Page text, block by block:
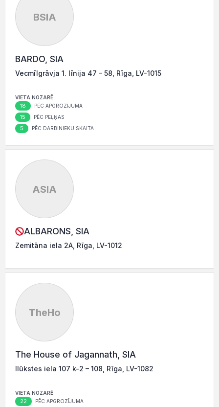
BSIA
BARDO, SIA
Vecmīlgrāvja 1. līnija 47 – 58, Rīga, LV-1015
VIETA NOZARĒ
18 PĒC APGROZĪJUMA
15 PĒC PEĻŅAS
5 PĒC DARBINIEKU SKAITA
ASIA
ALBARONS, SIA
Zemitāna iela 2A, Rīga, LV-1012
TheHo
The House of Jagannath, SIA
Ilūkstes iela 107 k-2 – 108, Rīga, LV-1082
VIETA NOZARĒ
22 PĒC APGROZĪJUMA